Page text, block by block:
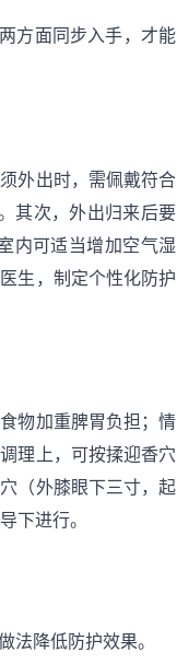
方面同步入手，才能
外出时，需佩戴符合
其次，外出归来后要
内可适当增加空气湿
生，制定个性化防护
物加重脾胃负担；情
理上，可按揉迎香穴
（外膝眼下三寸，起
下进行。
法降低防护效果。